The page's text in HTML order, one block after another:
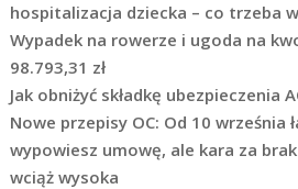
hospitalizacja dziecka – co trzeba
Wypadek na rowerze i ugoda na
98.793,31 zł
Jak obniżyć składkę ubezpieczenia
Nowe przepisy OC: Od 10 września
wypowiesz umowę, ale kara za
wciąż wysoka